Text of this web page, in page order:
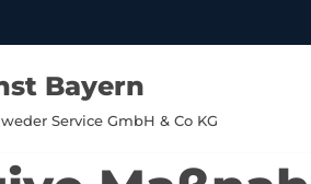
Bayern
Service GmbH & Co KG